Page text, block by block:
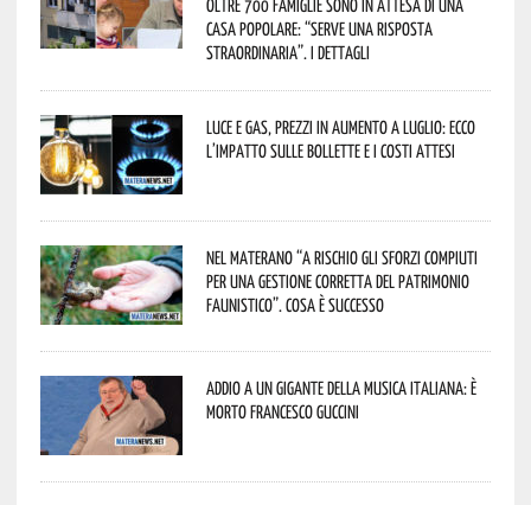
oltre 700 famiglie sono in attesa di una
casa popolare: “serve una risposta
straordinaria”. I dettagli
Luce e gas, prezzi in aumento a luglio: ecco
l’impatto sulle bollette e i costi attesi
Nel materano “a rischio gli sforzi compiuti
per una gestione corretta del patrimonio
faunistico”. Cosa è successo
Addio a un gigante della musica italiana: è
morto Francesco Guccini